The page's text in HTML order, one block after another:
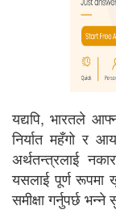
यद्यपि, भारतले
निर्यात महँगो र
अर्थतन्त्रलाई
यसलाई पूर्ण रूपमा
समीक्षा गर्नुपर्छ